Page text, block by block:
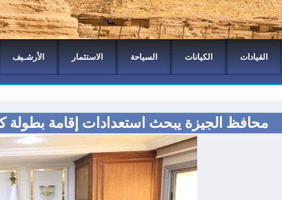
القيادات الكيانات السياحة الاستثمار الأرشـيف
محافظ الجيزة يبحث استعدادات إقامة بطولة